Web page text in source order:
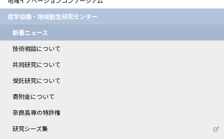
産学協働・地域創生研究センター
新着ニュース
技術相談について
共同研究について
受託研究について
寄附金について
奈良高専の特許権
研究シーズ集